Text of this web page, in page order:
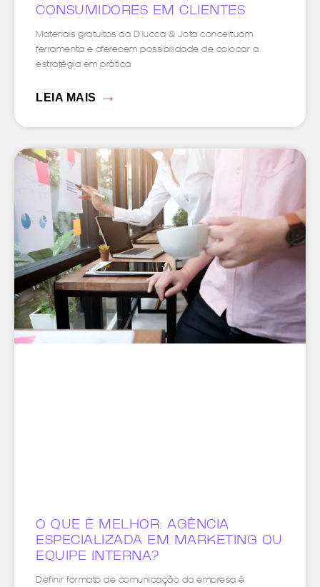
CONSUMIDORES EM CLIENTES
Materiais gratuitos da D’lucca & Jota conceituam
ferramenta e oferecem possibilidade de colocar a
estratégia em prática
LEIA MAIS →
O QUE É MELHOR: AGÊNCIA
ESPECIALIZADA EM MARKETING OU
EQUIPE INTERNA?
Definir formato de comunicação da empresa é